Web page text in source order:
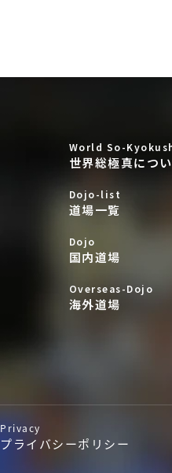
World So-
世界総極真につ
Dojo-list
道場一覧
Dojo
国内道場
Overseas-Dojo
海外道場
Privacy
プライバシーポリシー